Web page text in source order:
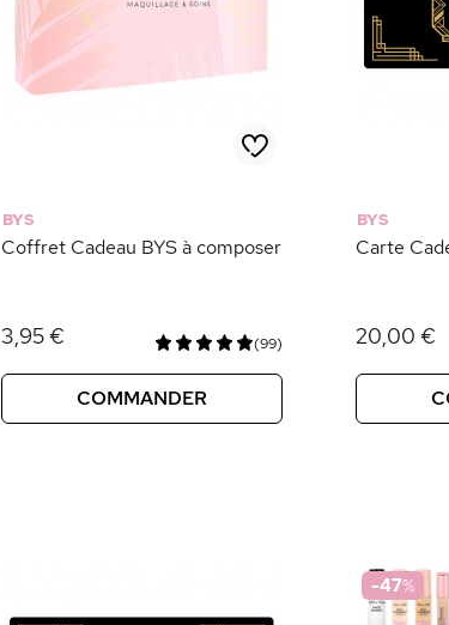
BYS
Coffret Cadeau BYS à composer
3,95 € (99)
COMMANDER
BYS
Carte
20,00 €
-47%